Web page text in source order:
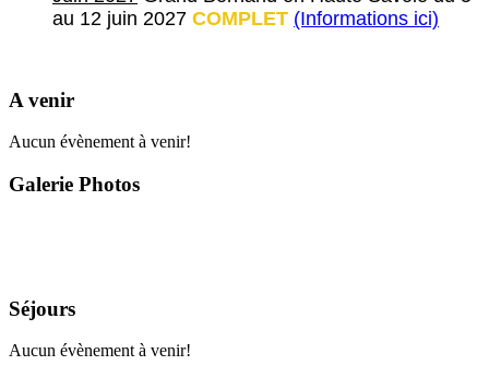
au 12 juin 2027 COMPLET (Informations ici)
A venir
Aucun évènement à venir!
Galerie Photos
Séjours
Aucun évènement à venir!